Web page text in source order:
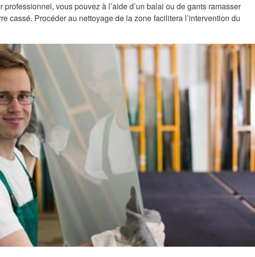
professionnel, vous pouvez à l’aide d’un balai ou de gants ramasser
cassé. Procéder au nettoyage de la zone facilitera l’intervention du